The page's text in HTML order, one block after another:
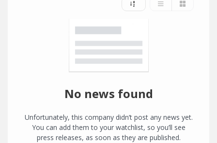
No news found
Unfortunately, this company didn’t post any news yet.
You can add them to your watchlist, so you’ll see
press releases, as soon as they are published.